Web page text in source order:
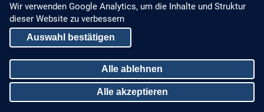
ALLGEMEINES, RECHTLICHES
Impressum
Datenschutz
Sitemap
Wir verwenden Google Analytics, um die Inhalte und Struktur
dieser Website zu verbessern
Auswahl bestätigen
Alle ablehnen
Alle akzeptieren